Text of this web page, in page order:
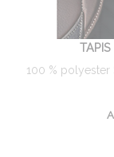
TAPIS
100 % polyester